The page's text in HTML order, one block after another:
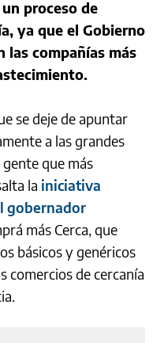
proceso de
ya que el Gobierno
las compañías más
se deje de apuntar
a las grandes
que más
la iniciativa
gobernador
más Cerca, que
básicos y genéricos
comercios de cercanía